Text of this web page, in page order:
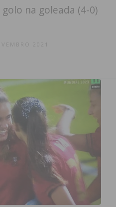
na goleada (4-0)